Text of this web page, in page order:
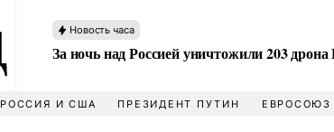
Новость часа
За ночь над Россией уничтожили 203
РОССИЯ И США ПРЕЗИДЕНТ ПУТИН ЕВРОСОЮЗ